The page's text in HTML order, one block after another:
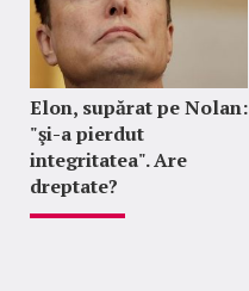
Elon, supărat pe Nolan:
"şi-a pierdut
integritatea". Are
dreptate?